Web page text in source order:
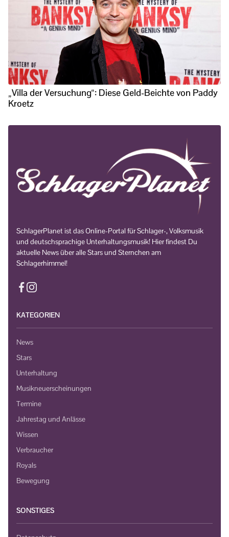
„Villa der Versuchung“: Diese Geld-Beichte von Paddy
Kroetz
SchlagerPlanet ist das Online-Portal für Schlager-, Volksmusik
und deutschsprachige Unterhaltungsmusik! Hier findest Du
aktuelle News über alle Stars und Sternchen am
Schlagerhimmel!
KATEGORIEN
News
Stars
Unterhaltung
Musikneuerscheinungen
Termine
Jahrestag und Anlässe
Wissen
Verbraucher
Royals
Bewegung
SONSTIGES